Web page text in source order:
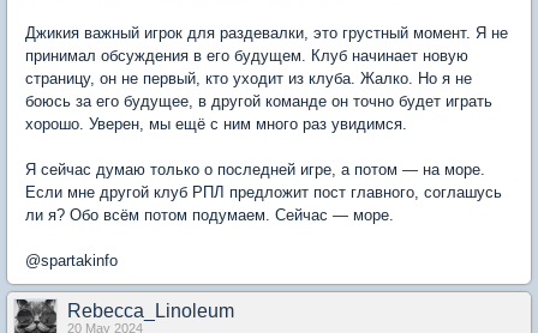
Джикия важный игрок для раздевалки, это грустный момент. Я не
принимал обсуждения в его будущем. Клуб начинает новую
страницу, он не первый, кто уходит из клуба. Жалко. Но я не
боюсь за его будущее, в другой команде он точно будет играть
хорошо. Уверен, мы ещё с ним много раз увидимся.
Я сейчас думаю только о последней игре, а потом — на море.
Если мне другой клуб РПЛ предложит пост главного, соглашусь
ли я? Обо всём потом подумаем. Сейчас — море.
@spartakinfo
Rebecca_Linoleum
20 May 2024